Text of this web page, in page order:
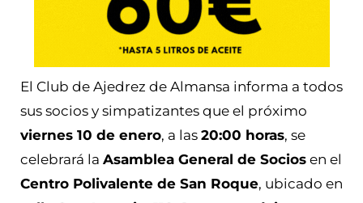
El Club de Ajedrez de Almansa informa a todos
sus socios y simpatizantes que el próximo
viernes 10 de enero, a las 20:00 horas, se
celebrará la Asamblea General de Socios en el
Centro Polivalente de San Roque, ubicado en